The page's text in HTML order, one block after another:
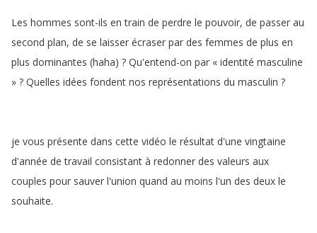
Les hommes sont-ils en train de perdre le pouvoir, de passer au
second plan, de se laisser écraser par des femmes de plus en
plus dominantes (haha) ? Qu'entend-on par « identité masculine
» ? Quelles idées fondent nos représentations du masculin ?
je vous présente dans cette vidéo le résultat d'une vingtaine
d'année de travail consistant à redonner des valeurs aux
couples pour sauver l'union quand au moins l'un des deux le
souhaite.